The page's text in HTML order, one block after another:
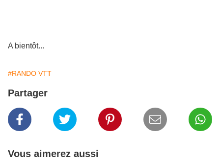
A bientôt...
#RANDO VTT
Partager
Vous aimerez aussi